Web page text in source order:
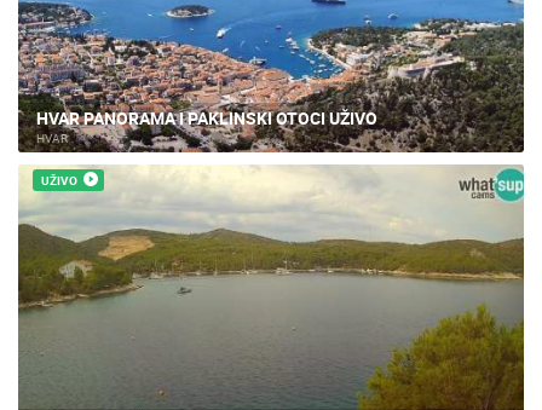
HVAR PANORAMA I PAKLINSKI OTOCI UŽIVO
HVAR
UŽIVO